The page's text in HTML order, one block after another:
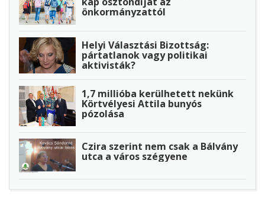
önkormányzattól
Helyi Választási Bizottság:
pártatlanok vagy politikai
aktivisták?
1,7 millióba kerülhetett nekünk
Körtvélyesi Attila bunyós
pózolása
Czira szerint nem csak a Bálvány
utca a város szégyene